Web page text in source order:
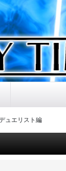
ュエリスト編